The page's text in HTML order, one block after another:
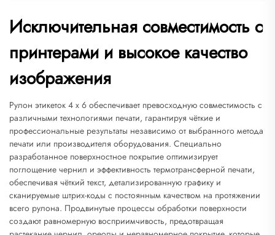
Исключительная совместимость с
принтерами и высокое качество
изображения
Рулон этикеток 4 x 6 обеспечивает превосходную совместимость с
различными технологиями печати, гарантируя чёткие и
профессиональные результаты независимо от выбранного метода
печати или производителя оборудования. Специально
разработанное поверхностное покрытие оптимизирует
поглощение чернил и эффективность термотрансферной печати,
обеспечивая чёткий текст, детализированную графику и
сканируемые штрих-коды с постоянным качеством на протяжении
всего рулона. Продвинутые процессы обработки поверхности
создают равномерную восприимчивость, предотвращая